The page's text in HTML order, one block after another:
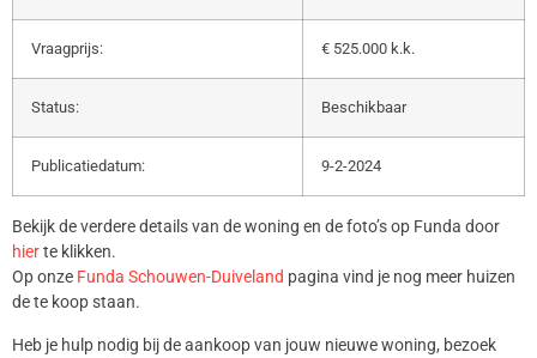
Vraagprijs: € 525.000 k.k.
Status: Beschikbaar
Publicatiedatum: 9-2-2024
Bekijk de verdere details van de woning en de foto’s op Funda door
hierte klikken.
Op onze Funda Schouwen-Duiveland pagina vind je nog meer huizen
de te koop staan.
Heb je hulp nodig bij de aankoop van jouw nieuwe woning, bezoek